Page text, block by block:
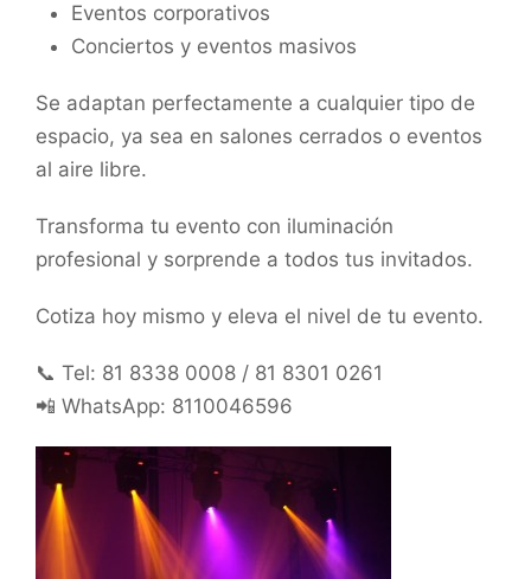
Eventos corporativos
Conciertos y eventos masivos
Se adaptan perfectamente a cualquier tipo de
espacio, ya sea en salones cerrados o eventos
al aire libre.
Transforma tu evento con iluminación
profesional y sorprende a todos tus invitados.
Cotiza hoy mismo y eleva el nivel de tu evento.
📞 Tel: 81 8338 0008 / 81 8301 0261
📲 WhatsApp: 8110046596